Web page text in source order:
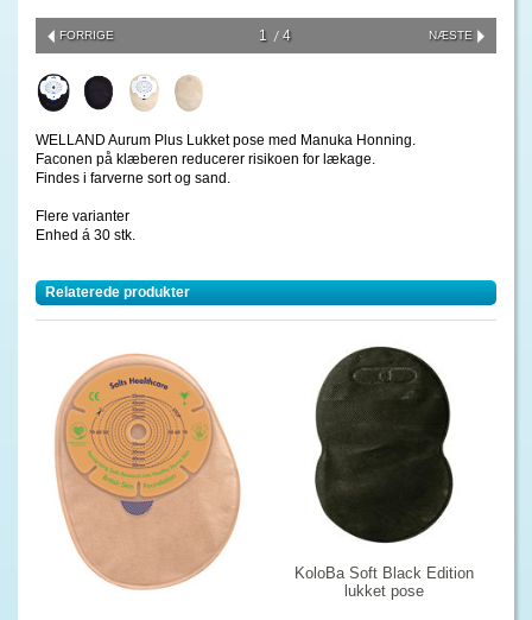
FORRIGE NÆSTE
1 4
WELLAND Aurum Plus Lukket pose med Manuka Honning.
Faconen på klæberen reducerer risikoen for lækage.
Findes i farverne sort og sand.
Flere varianter
Enhed á 30 stk.
Relaterede produkter
KoloBa Soft Black Edition
lukket pose